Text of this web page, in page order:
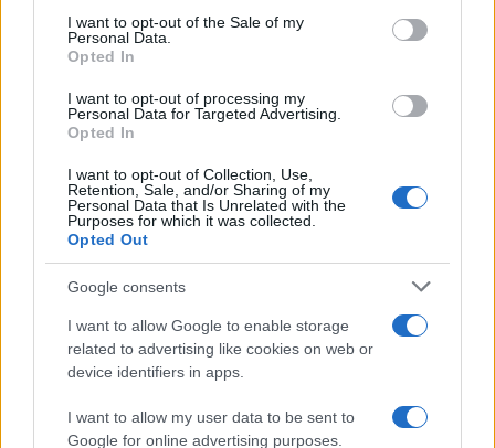
I want to opt-out of the Sale of my
Personal Data.
Opted In
I want to opt-out of processing my
Personal Data for Targeted Advertising.
Opted In
I want to opt-out of Collection, Use,
Retention, Sale, and/or Sharing of my
Personal Data that Is Unrelated with the
Purposes for which it was collected.
Opted Out
Google consents
I want to allow Google to enable storage
related to advertising like cookies on web or
device identifiers in apps.
I want to allow my user data to be sent to
Google for online advertising purposes.
nel Paese”.
Poi è stata la volta dell’Australia. Il ministro
governo non intende firmare un accordo che
sacrifica le sue politiche di protezione dei confini
nazionali: “Non cederemo la nostra sovranità – ha
affermato – io non permetterò a degli organismi
non eletti di dare ordini al popolo australiano”.
Dopo l’Australia, anche l’Ungheria ha scelto di non
firmare. A luglio il ministro degli esteri Peter
Szijjarto ha motivato la decisione dicendo che il